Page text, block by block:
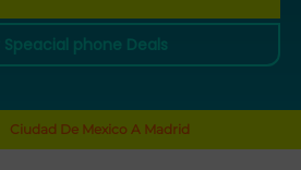
phone Deals
Ciudad De Mexico A Madrid